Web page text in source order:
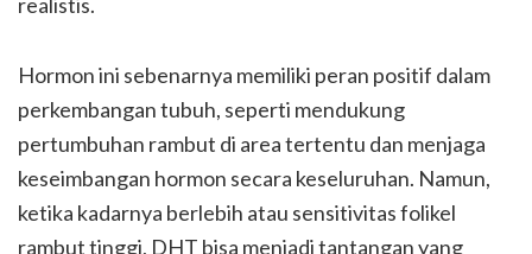
Hormon ini sebenarnya memiliki peran positif dalam
perkembangan tubuh, seperti mendukung
pertumbuhan rambut di area tertentu dan menjaga
keseimbangan hormon secara keseluruhan. Namun,
ketika kadarnya berlebih atau sensitivitas folikel
rambut tinggi, DHT bisa menjadi tantangan yang